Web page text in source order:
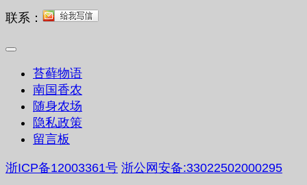
联系：
苔藓物语
南国香农
随身农场
隐私政策
留言板
浙ICP备12003361号 浙公网安备:33022502000295